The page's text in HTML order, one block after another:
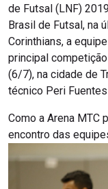
de Futsal (LNF)
Brasil de Futsal, na
Corinthians, a
principal
(6/7), na cidade de
técnico Peri
Como a Arena MTC
encontro das